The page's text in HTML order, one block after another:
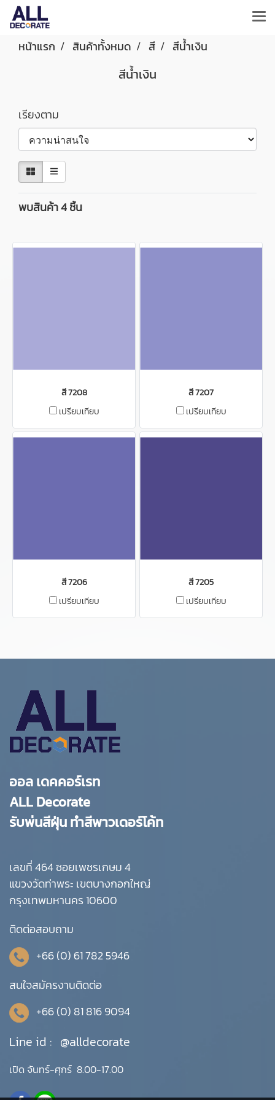
หน้าแรก สินค้าทั้งหมด สี สีน้ำเงิน
สีน้ำเงิน
เรียงตาม
พบสินค้า 4 ชิ้น
สี 7208
เปรียบเทียบ
สี 7207
เปรียบเทียบ
สี 7206
เปรียบเทียบ
สี 7205
เปรียบเทียบ
ออล เดคคอร์เรท
ALL Decorate
รับพ่นสีฝุ่น ทำสีพาวเดอร์โค้ท
เลขที่ 464 ซอยเพชรเกษม 4
แขวงวัดท่าพระ เขตบางกอกใหญ่
กรุงเทพมหานคร 10600
ติดต่อสอบถาม
+66 (0) 61 782 5946
สนใจสมัครงานติดต่อ
+66 (0) 81 816 9094
Line id : @alldecorate
เปิด จันทร์-ศุกร์ 8.00-17.00